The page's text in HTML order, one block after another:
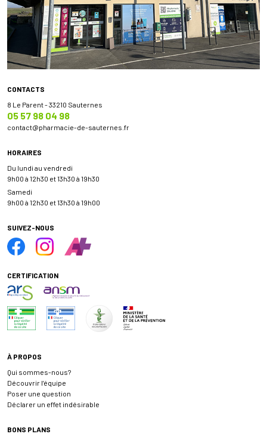
CONTACTS
8 Le Parent - 33210 Sauternes
05 57 98 04 98
contact@pharmacie-de-sauternes.fr
HORAIRES
Du lundi au vendredi
9h00 à 12h30 et 13h30 à 19h30
Samedi
9h00 à 12h30 et 13h30 à 19h00
SUIVEZ-NOUS
CERTIFICATION
À PROPOS
Qui sommes-nous?
Découvrir l’équipe
Poser une question
Déclarer un effet indésirable
BONS PLANS